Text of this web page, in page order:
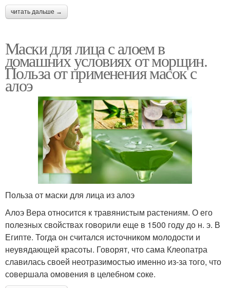
читать дальше →
Маски для лица с алоем в
домашних условиях от морщин.
Польза от применения масок с
алоэ
Польза от маски для лица из алоэ
Алоэ Вера относится к травянистым растениям. О его
полезных свойствах говорили еще в 1500 году до н. э. В
Египте. Тогда он считался источником молодости и
неувядающей красоты. Говорят, что сама Клеопатра
славилась своей неотразимостью именно из-за того, что
совершала омовения в целебном соке.